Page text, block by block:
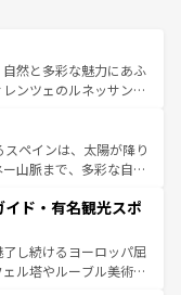
然と多彩な魅力にあふ
ンツェのルネッサンス
やアマルフィ海岸の絶
光の合間には、本場の
料理を堪能することも
ない旅をしてみよう！
ペインは、太陽が降り
山脈まで、多彩な自然
フラメンコ、熱気あふ
生活の一部となってい
囲気や、バルセロナの
古代ローマ遺跡や中世
ド・有名観光スポ
し続けるヨーロッパ屈
ル塔やルーブル美術館